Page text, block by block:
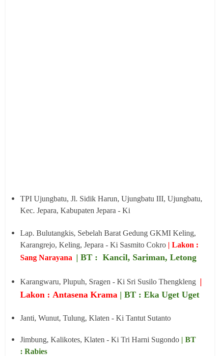
TPI Ujungbatu, Jl. Sidik Harun, Ujungbatu III, Ujungbatu,
Kec. Jepara, Kabupaten Jepara - Ki
Lap. Bulutangkis, Sebelah Barat Gedung GKMI Keling,
Karangrejo, Keling, Jepara - Ki Sasmito Cokro | Lakon :
Sang Narayana | BT : Kancil, Sariman, Letong
Karangwaru, Plupuh, Sragen - Ki Sri Susilo Thengkleng |
Lakon : Antasena Krama | BT : Eka Uget Uget
Janti, Wunut, Tulung, Klaten - Ki Tantut Sutanto
Jimbung, Kalikotes, Klaten - Ki Tri Harni Sugondo | BT
: Rabies